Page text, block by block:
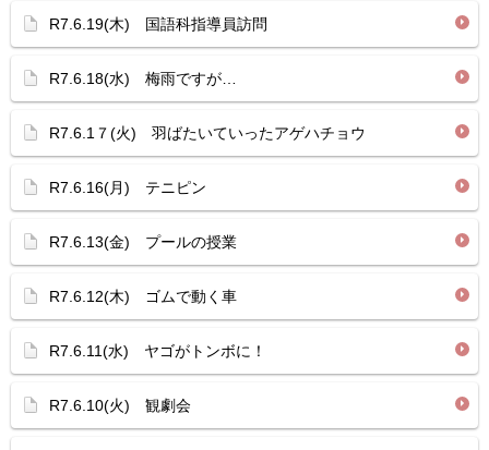
R7.6.19(木) 国語科指導員訪問
R7.6.18(水) 梅雨ですが…
R7.6.1７(火) 羽ばたいていったアゲハチョウ
R7.6.16(月) テニピン
R7.6.13(金) プールの授業
R7.6.12(木) ゴムで動く車
R7.6.11(水) ヤゴがトンボに！
R7.6.10(火) 観劇会